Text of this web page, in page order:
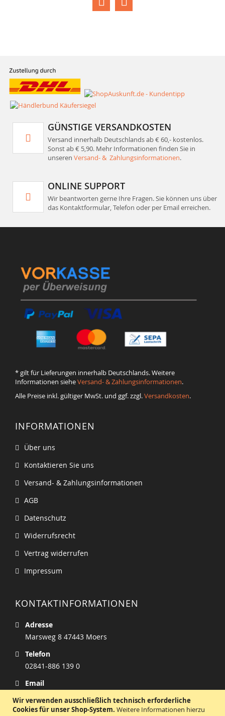
Wir verwenden ausschließlich technisch erforderliche
Cookies für unser Shop-System. Weitere Informationen hierzu
GÜNSTIGE VERSANDKOSTEN
Versand innerhalb Deutschlands ab € 60,- kostenlos.
Sonst ab € 5,90. Mehr Informationen finden Sie in
unseren Versand- & Zahlungsinformationen.
ONLINE SUPPORT
Wir beantworten gerne Ihre Fragen. Sie können uns über
das Kontaktformular, Telefon oder per Email erreichen.
* gilt für Lieferungen innerhalb Deutschlands. Weitere
Informationen sieheVersand- & Zahlungsinformationen.
Alle Preise inkl. gültiger MwSt. und ggf. zzgl.Versandkosten.
INFORMATIONEN
Über uns
Kontaktieren Sie uns
Versand- & Zahlungsinformationen
AGB
Datenschutz
Widerrufsrecht
Vertrag widerrufen
Impressum
KONTAKTINFORMATIONEN
Adresse
Marsweg 8 47443 Moers
Telefon
02841-886 139 0
Email
info@zucker-welt.de